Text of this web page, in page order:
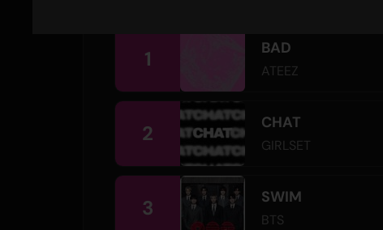
1 BAD
ATEEZ
2 CHAT
GIRLSET
3 SWIM
BTS